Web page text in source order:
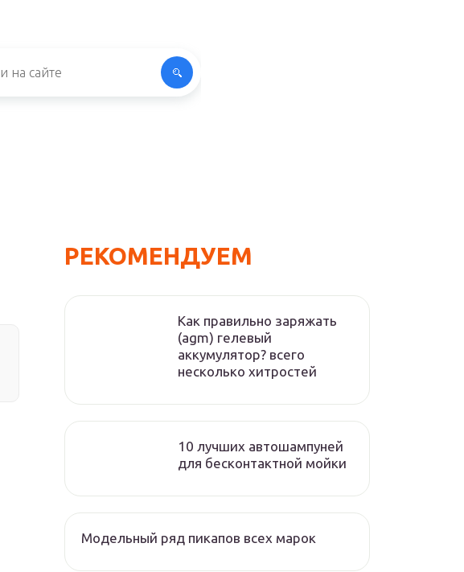
РЕКОМЕНДУЕМ
Как правильно заряжать
(agm) гелевый
аккумулятор? всего
несколько хитростей
10 лучших автошампуней
для бесконтактной мойки
Модельный ряд пикапов всех марок